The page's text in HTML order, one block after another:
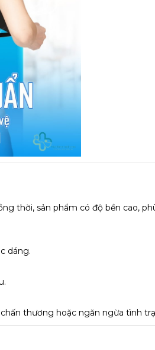
thời, sản phẩm có độ bền cao,
dáng.
thương hoặc ngăn ngừa tình